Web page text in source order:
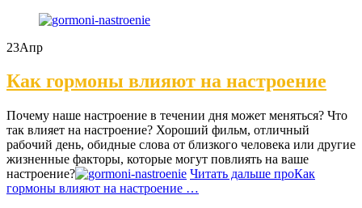
23Апр
Как гормоны влияют на настроение
Почему наше настроение в течении дня может меняться? Что
так влияет на настроение? Хороший фильм, отличный
рабочий день, обидные слова от близкого человека или другие
жизненные факторы, которые могут повлиять на ваше
настроение?
Читать дальше проКак
гормоны влияют на настроение …